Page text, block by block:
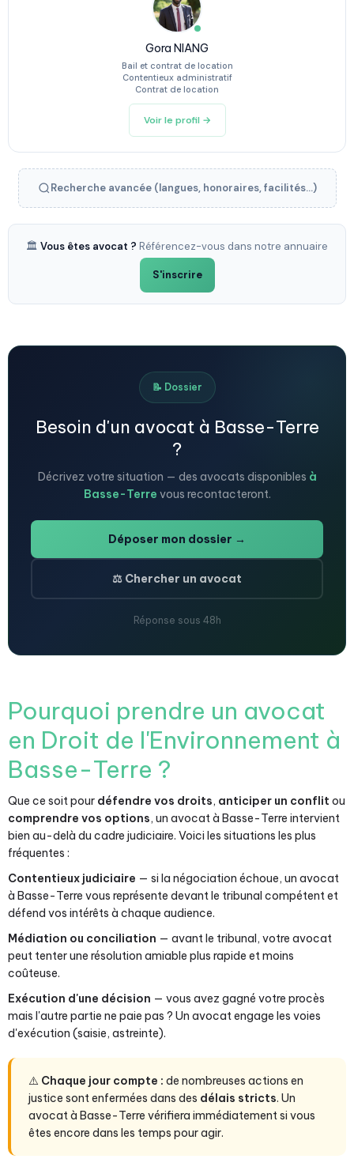
Gora NIANG
Bail et contrat de location
Contentieux administratif
Contrat de location
Voir le profil →
Recherche avancée (langues, honoraires, facilités...)
🏛️ Vous êtes avocat ? Référencez-vous dans notre annuaire
S'inscrire
📝 Dossier
Besoin d'un avocat à Basse-Terre
?
Décrivez votre situation — des avocats disponibles à
Basse-Terre vous recontacteront.
Déposer mon dossier →
⚖️ Chercher un avocat
Réponse sous 48h
Pourquoi prendre un avocat
en Droit de l'Environnement à
Basse-Terre ?
Que ce soit pour défendre vos droits, anticiper un conflit ou
comprendre vos options, un avocat à Basse-Terre intervient
bien au-delà du cadre judiciaire. Voici les situations les plus
fréquentes :
Contentieux judiciaire — si la négociation échoue, un avocat
à Basse-Terre vous représente devant le tribunal compétent et
défend vos intérêts à chaque audience.
Médiation ou conciliation — avant le tribunal, votre avocat
peut tenter une résolution amiable plus rapide et moins
coûteuse.
Exécution d'une décision — vous avez gagné votre procès
mais l'autre partie ne paie pas ? Un avocat engage les voies
d'exécution (saisie, astreinte).
⚠️ Chaque jour compte : de nombreuses actions en
justice sont enfermées dans des délais stricts. Un
avocat à Basse-Terre vérifiera immédiatement si vous
êtes encore dans les temps pour agir.